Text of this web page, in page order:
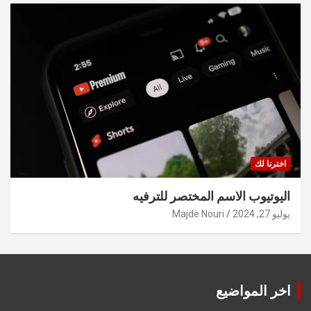
اخترنا لك
اليوتيوب الاسم المختصر للترفيه
يوليو 27, 2024 Majde Nouri
اخر المواضيع